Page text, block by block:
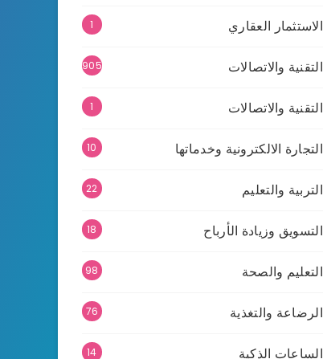
الاستثمار العقاري 1
التقنية والاتصالات 905
التقنية والاتصالات 1
التجارة الالكترونية وخدماتها 10
التربية والتعليم 22
التسويق وزيادة الأرباح 18
التعليم والصحة 98
الرضاعة والتغذية 76
الساعات الذكية 14